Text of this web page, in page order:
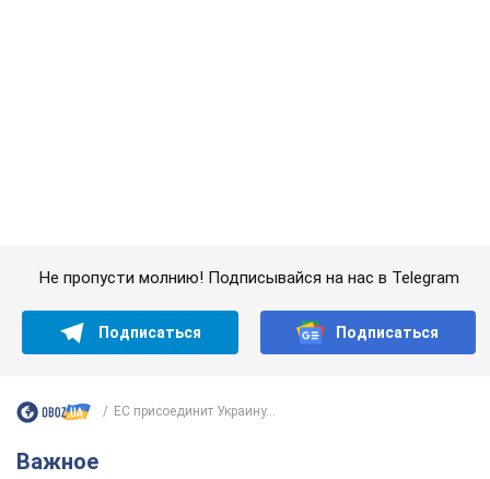
назвала первый симптом, который